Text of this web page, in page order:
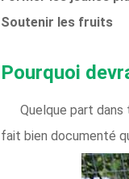
Soutenir les fruits
Pourquoi
Quelque part
fait bien documenté